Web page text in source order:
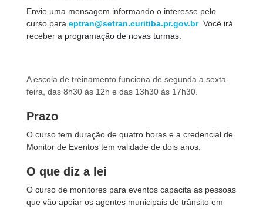
Envie uma mensagem informando o interesse pelo
curso para eptran@setran.curitiba.pr.gov.br. Você irá
receber a programação de novas turmas.
A escola de treinamento funciona de segunda a sexta-
feira, das 8h30 às 12h e das 13h30 às 17h30.
Prazo
O curso tem duração de quatro horas e a credencial de
Monitor de Eventos tem validade de dois anos.
O que diz a lei
O curso de monitores para eventos capacita as pessoas
que vão apoiar os agentes municipais de trânsito em